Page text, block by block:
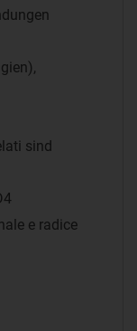
sind
e radice